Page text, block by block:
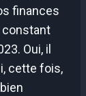
finances
constant
Oui, il
cette fois,